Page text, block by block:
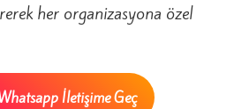
her organizasyona özel
İletişime Geç